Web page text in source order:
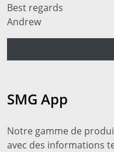
Best regards
Andrew
SMG App
Notre gamme de
avec des informations